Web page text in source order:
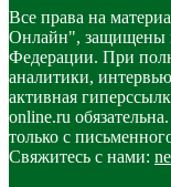
Все права на
Онлайн", защищены
Федерации. При
аналитики,
активная
online.ru
только с
Свяжитесь с нами: